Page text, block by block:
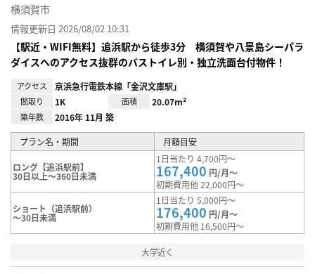
横須賀市
情報更新日 2026/08/02 10:31
【駅近・WIFI無料】追浜駅から徒歩3分 横須賀や八景島シーパラ
ダイスへのアクセス抜群のバストイレ別・独立洗面台付物件！
アクセス 京浜急行電鉄本線「金沢文庫駅」
間取り 1K 面積 20.07m²
築年数 2016年 11月 築
プラン名・期間 月額目安
ロング【追浜駅前】
30日以上～360日未満
1日当たり 4,700円～
167,400 円/月～
初期費用他 22,000円～
ショート（追浜駅前）
～30日未満
1日当たり 5,000円～
176,400 円/月～
初期費用他 16,500円～
大学近く